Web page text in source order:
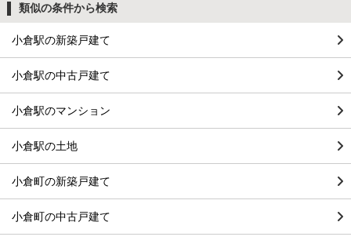
類似の条件から検索
小倉駅の新築戸建て
小倉駅の中古戸建て
小倉駅のマンション
小倉駅の土地
小倉町の新築戸建て
小倉町の中古戸建て